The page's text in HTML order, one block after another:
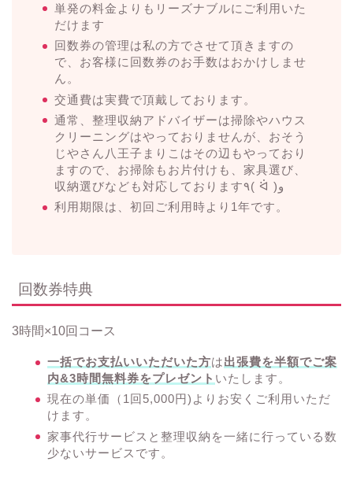
単発の料金よりもリーズナブルにご利用いた
だけます
回数券の管理は私の方でさせて頂きますの
で、お客様に回数券のお手数はおかけしませ
ん。
交通費は実費で頂戴しております。
通常、整理収納アドバイザーは掃除やハウス
クリーニングはやっておりませんが、おそう
じやさん八王子まりこはその辺もやっており
ますので、お掃除もお片付けも、家具選び、
収納選びなども対応しております٩( ᐛ )و
利用期限は、初回ご利用時より1年です。
回数券特典
3時間×10回コース
一括でお支払いいただいた方は出張費を半額でご案
内&3時間無料券をプレゼント いたします。
現在の単価（1回5,000円)よりお安くご利用いただ
けます。
家事代行サービスと整理収納を一緒に行っている数
少ないサービスです。